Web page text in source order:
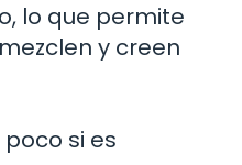
lo que permite
y creen
si es